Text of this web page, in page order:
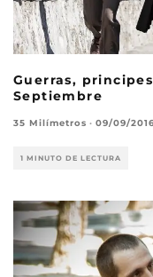
Guerras,
Septiembre
35 Milímetros · 09/09/2016
1 MINUTO DE LECTURA